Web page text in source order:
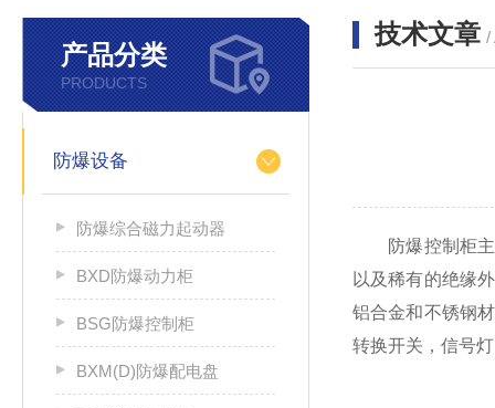
产品分类
PRODUCTS
防爆设备
防爆综合磁力起动器
BXD防爆动力柜
BSG防爆控制柜
BXM(D)防爆配电盘
技术文章 /
防爆控制柜主
以及稀有的绝缘
铝合金和不锈钢
转换开关，信号